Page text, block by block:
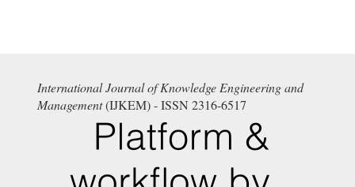
International Journal of Knowledge Engineering and
Management(IJKEM) - ISSN 2316-6517